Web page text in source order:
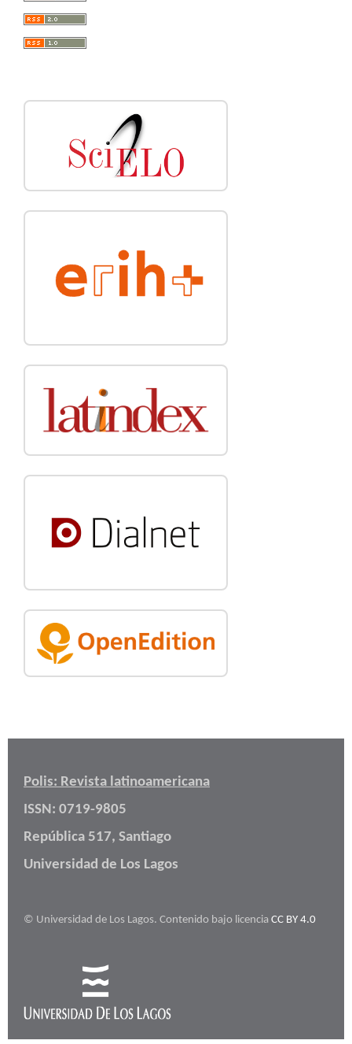
Polis: Revista latinoamericana
ISSN: 0719-9805
República 517, Santiago
Universidad de Los Lagos
© Universidad de Los Lagos. Contenido bajo licencia CC BY 4.0